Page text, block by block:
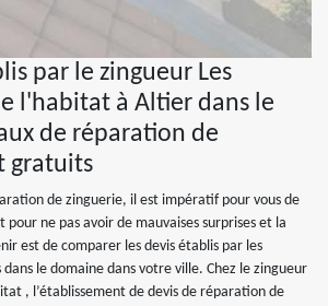
par le zingueur Les
l'habitat à Altier dans le
de réparation de
gratuits
de zinguerie, il est impératif pour vous de
ne pas avoir de mauvaises surprises et la
est de comparer les devis établis par les
le domaine dans votre ville. Chez le zingueur
, l’établissement de devis de réparation de